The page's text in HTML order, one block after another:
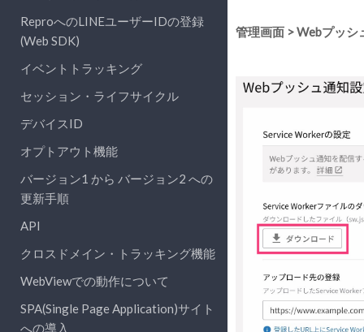
ReproへのLINEユーザーIDの登録
(Web SDK)
イベントトラッキング
セッション・ライフサイクル
デバイスID
オプトアウト機能
バージョン1 から バージョン2 への
更新手順
API
クロスドメイン・トラッキング機能
WebViewでの動作について
SPA(Single Page Application)サイト
への導入
管理画面 > Webプッシ